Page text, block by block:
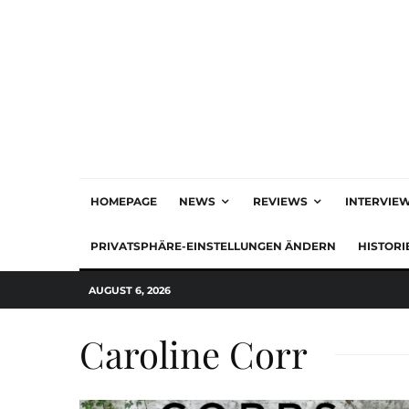
HOMEPAGE NEWS REVIEWS
PRIVATSPHÄRE-EINSTELLUNGEN ÄNDERN
AUGUST 6, 2026
Caroline Corr